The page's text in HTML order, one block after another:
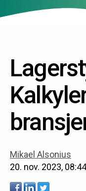
Mikael Alsonius
20. nov. 2023,